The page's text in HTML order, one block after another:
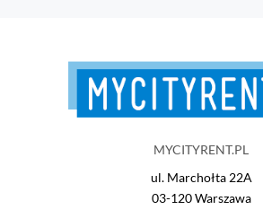
MYCITYRENT.PL
ul. Marchołta 22A
03-120 Warszawa